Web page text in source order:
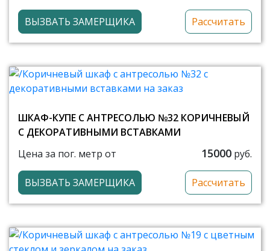
ВЫЗВАТЬ ЗАМЕРЩИКА Рассчитать
ШКАФ-КУПЕ С АНТРЕСОЛЬЮ №32 КОРИЧНЕВЫЙ
С ДЕКОРАТИВНЫМИ ВСТАВКАМИ
Цена за пог. метр от
15000 руб.
ВЫЗВАТЬ ЗАМЕРЩИКА Рассчитать